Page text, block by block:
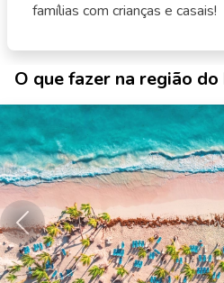
famílias com crianças e casais!
O que fazer na região
Anterior